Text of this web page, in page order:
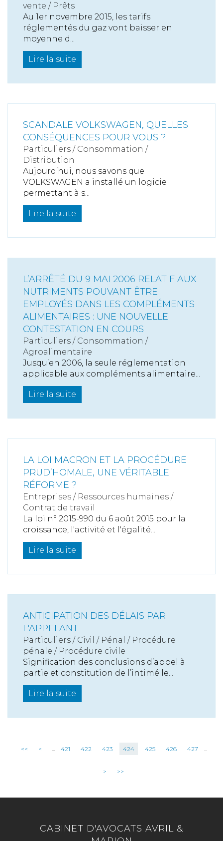
vente / Prêts
Au 1er novembre 2015, les tarifs
réglementés du gaz vont baisser en
moyenne d...
Lire la suite
SCANDALE VOLKSWAGEN, QUELLES
CONSÉQUENCES POUR VOUS ?
Particuliers / Consommation /
Distribution
Aujourd’hui, nous savons que
VOLKSWAGEN a installé un logiciel
permettant à s...
Lire la suite
L’ARRÊTÉ DU 9 MAI 2006 RELATIF AUX
NUTRIMENTS POUVANT ÊTRE
EMPLOYÉS DANS LES COMPLÉMENTS
ALIMENTAIRES : UNE NOUVELLE
CONTESTATION EN COURS
Particuliers / Consommation /
Agroalimentaire
Jusqu’en 2006, la seule réglementation
applicable aux compléments alimentaire...
Lire la suite
LA LOI MACRON ET LA PROCÉDURE
PRUD’HOMALE, UNE VÉRITABLE
RÉFORME ?
Entreprises / Ressources humaines /
Contrat de travail
La loi n° 2015-990 du 6 août 2015 pour la
croissance, l'activité et l'égalité...
Lire la suite
ANTICIPATION DES DÉLAIS PAR
L'APPELANT
Particuliers / Civil / Pénal / Procédure
pénale / Procédure civile
Signification des conclusions d’appel à
partie et constitution de l’intimé le...
Lire la suite
<< < 421 422 423 424 425 426 427
> >>
CABINET D'AVOCATS AVRIL &